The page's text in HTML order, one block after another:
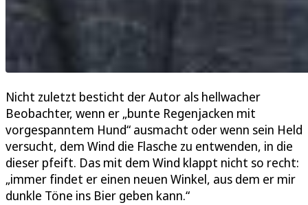
Nicht zuletzt besticht der Autor als hellwacher
Beobachter, wenn er „bunte Regenjacken mit
vorgespanntem Hund“ ausmacht oder wenn sein Held
versucht, dem Wind die Flasche zu entwenden, in die
dieser pfeift. Das mit dem Wind klappt nicht so recht:
„immer findet er einen neuen Winkel, aus dem er mir
dunkle Töne ins Bier geben kann.“